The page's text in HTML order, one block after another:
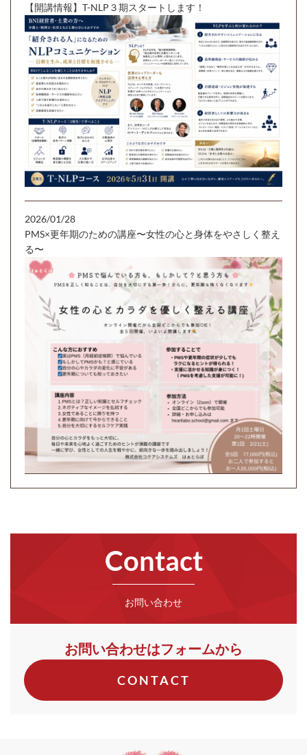
【開講情報】T-NLP３期スタートします！
2026/01/28
PMS×更年期のための講座〜女性の心と身体をやさしく整え
る〜
Contact
お問い合わせ
お問い合わせはフォームから
CONTACT